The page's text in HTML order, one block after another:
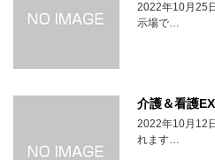
2022年10月25
示場で…
介護＆看護
2022年10月12
れます…